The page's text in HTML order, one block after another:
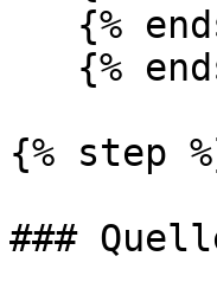
{% step
###